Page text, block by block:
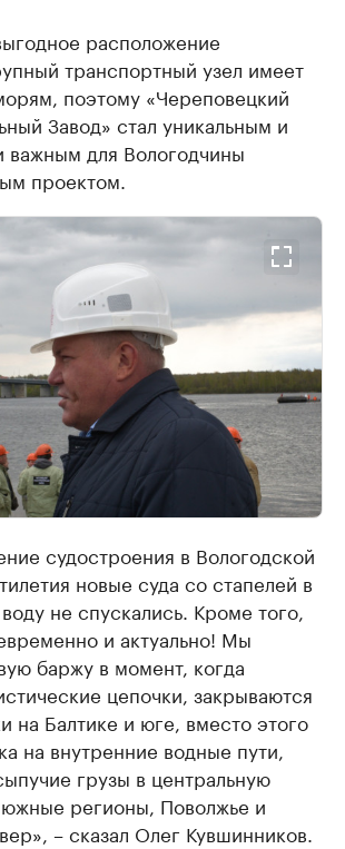
расположение
транспортный узел имеет
поэтому «Череповецкий
Завод» стал уникальным и
важным для Вологодчины
проектом.
судостроения в Вологодской
новые суда со стапелей в
не спускались. Кроме того,
и актуально! Мы
баржу в момент, когда
цепочки, закрываются
на Балтике и юге, вместо этого
на внутренние водные пути,
грузы в центральную
южные регионы, Поволжье и
– сказал Олег Кувшинников.